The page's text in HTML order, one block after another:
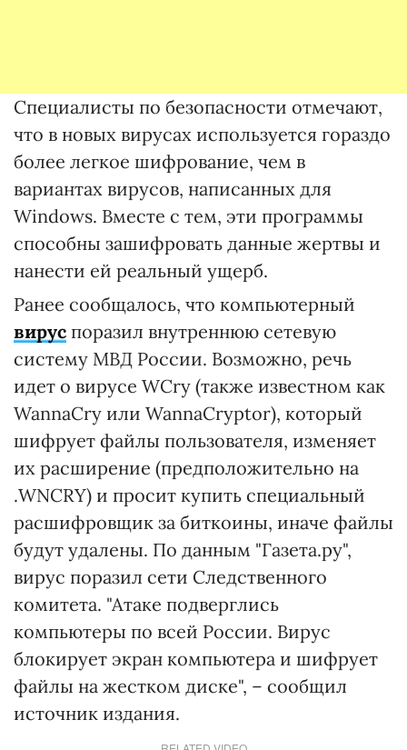
Специалисты по безопасности отмечают,
что в новых вирусах используется гораздо
более легкое шифрование, чем в
вариантах вирусов, написанных для
Windows. Вместе с тем, эти программы
способны зашифровать данные жертвы и
нанести ей реальный ущерб.
Ранее сообщалось, что компьютерный
вирус поразил внутреннюю сетевую
систему МВД России. Возможно, речь
идет о вирусе WCry (также известном как
WannaCry или WannaCryptor), который
шифрует файлы пользователя, изменяет
их расширение (предположительно на
.WNCRY) и просит купить специальный
расшифровщик за биткоины, иначе файлы
будут удалены. По данным "Газета.ру",
вирус поразил сети Следственного
комитета. "Атаке подверглись
компьютеры по всей России. Вирус
блокирует экран компьютера и шифрует
файлы на жестком диске", – сообщил
источник издания.